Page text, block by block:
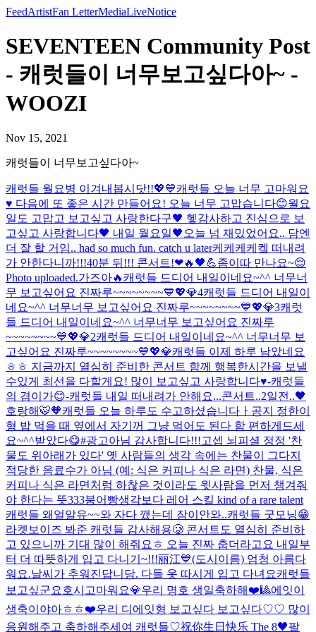
FeedArtistFan LetterMediaLiveNotice
SEVENTEEN Community Post
- 캐럿들이 너무보고싶다아~ -
WOOZI
Nov 15, 2021
캐럿들이 너무보고싶다아~
캐럿들 월요병 이겨내봅시닷!!💖💙캐럿들 오늘 너무 고마워요
♥️ 다음에 또 좋은 시간 만들어요! 오늘 너무 고맙습니다😊월요
일도 고맙고 보고싶고 사랑한다구🖤 헿감사하고 진심으로 보
고싶고 사랑합니다🖤 내일 월요일🖤 오늘 넘 재밌었어요.. 담엔
더 잘 할 거임.. had so much fun. catch u later케케케케켘 떠내려
가 안한다니까!!!40분 뒤!!! 콘서트!❤🔥🖤💪좀이따 만나요~😌
Photo uploaded.가즈아🔥 캐럿들 드디어 내일이네요~^^ 너무너
무 보고싶어요 진짜루~~~~~~~~💙💖💎4캐럿들 드디어 내일이
네요~^^ 너무너무 보고싶어요 진짜루~~~~~~~~💙💖💎3캐럿
들 드디어 내일이네요~^^ 너무너무 보고싶어요 진짜루
~~~~~~~~💙💖💎2캐럿들 드디어 내일이네요~^^ 너무너무 보
고싶어요 진짜루~~~~~~~~💙💖💎캐럿들 이제 하루 남았네요
ㅎㅎ 지금까지 열심히 준비한 콘서트 함께 행복한시간을 보낼
수있게 최선을 다할게요! 많이 보고싶고 사랑합니다♥️-캐럿들
의 겸이가😊-캐럿들 내일 떠내려가 안해요...콘서트..2일전..🖤
호랑해🐯🧡캐럿들 오늘 하루도 수고하셨습니다ㅏ 공지 정한이
형 밥 먹을 때 옆에서 자기꺼 그냥 먹어도 된다 함 편하게드세
요~^^받았다😋#광고아님 감사합니다!!!고셉 뇌피셜 정정 '찬
물도 위아래가 있다' 옛 사람들의 생각 속에는 찬물이 그다지
적당한 음료수가 아님 (예: 식은 커피나 식은 라면) 찬물, 식은
커피나 식은 라면처럼 하찮은 것이라도 윗사람을 먼저 챙겨줘
야 한다는 뜻333붕어빵생각보다 레어 스킬 kind of a rare talent
캐럿들 왜얼알유~~와 자다 깼는데 잠이안와..캐럿들 굿모닝😁
라켓보이즈 봐준 캐럿들 감사해용🥲 콘서트도 열심히 준비하
고 있으니까 기대 많이 해줘요ㅎ 오늘 진짜 춥더라고요 내일부
터 더 따뜻하게 입고 다니기~!!!丽江💙(도시이름) 엄청 아름다
워요.날씨가 추워진답니당. 다들 옷 따시게 입고 다녀요캐럿들
보고싶군요호시 고마워요💎우리 명호 생일축하해❤️🎱에잇이
생축이야아ㅎㅎ❤️우리 디에잇형 보고싶다 보고싶다♡♡ 많이
응원해주고 축하해주세여 캐럿들♡祝你生日快乐 The 8🖤팔